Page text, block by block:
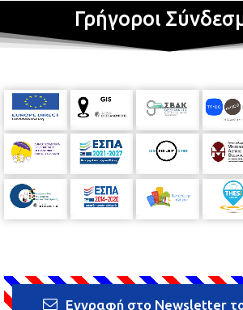
Γρήγοροι
Εγγραφή στο Newsletter